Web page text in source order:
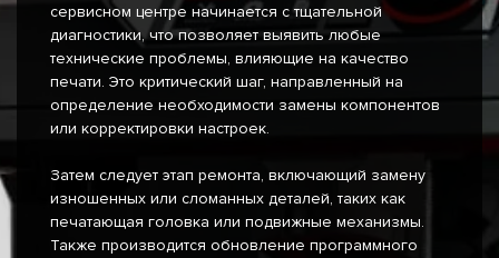
сервисном центре начинается с тщательной
диагностики, что позволяет выявить любые
технические проблемы, влияющие на качество
печати. Это критический шаг, направленный на
определение необходимости замены компонентов
или корректировки настроек.
Затем следует этап ремонта, включающий замену
изношенных или сломанных деталей, таких как
печатающая головка или подвижные механизмы.
Также производится обновление программного